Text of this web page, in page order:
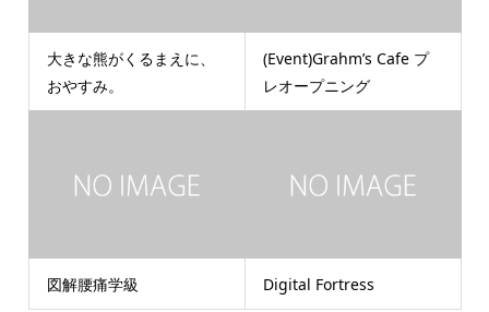
大きな熊がくるまえに、
おやすみ。
(Event)Grahm’s Cafe プ
レオープニング
図解腰痛学級 Digital Fortress